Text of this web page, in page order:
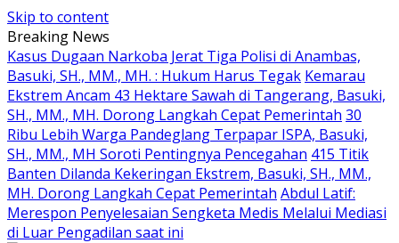
Skip to content
Breaking News
Kasus Dugaan Narkoba Jerat Tiga Polisi di Anambas,
Basuki, SH., MM., MH. : Hukum Harus Tegak Kemarau
Ekstrem Ancam 43 Hektare Sawah di Tangerang, Basuki,
SH., MM., MH. Dorong Langkah Cepat Pemerintah 30
Ribu Lebih Warga Pandeglang Terpapar ISPA, Basuki,
SH., MM., MH Soroti Pentingnya Pencegahan 415 Titik
Banten Dilanda Kekeringan Ekstrem, Basuki, SH., MM.,
MH. Dorong Langkah Cepat Pemerintah Abdul Latif:
Merespon Penyelesaian Sengketa Medis Melalui Mediasi
di Luar Pengadilan saat ini